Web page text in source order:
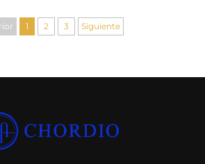
sistema de sonido PA
1 2 3 Siguiente